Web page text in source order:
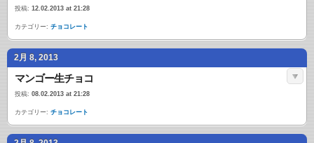
投稿: 12.02.2013 at 21:28
カテゴリー: チョコレート
2月 8, 2013
マンゴー生チョコ
投稿: 08.02.2013 at 21:28
カテゴリー: チョコレート